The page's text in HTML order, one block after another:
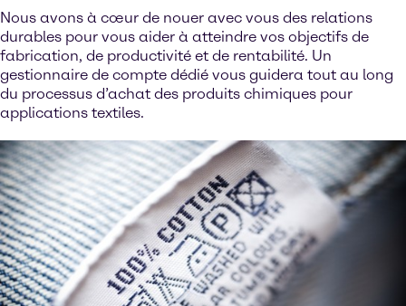
Nous avons à cœur de nouer avec vous des relations
durables pour vous aider à atteindre vos objectifs de
fabrication, de productivité et de rentabilité. Un
gestionnaire de compte dédié vous guidera tout au long
du processus d’achat des produits chimiques pour
applications textiles.